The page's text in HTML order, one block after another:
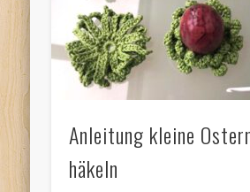
Anleitung kleine
häkeln